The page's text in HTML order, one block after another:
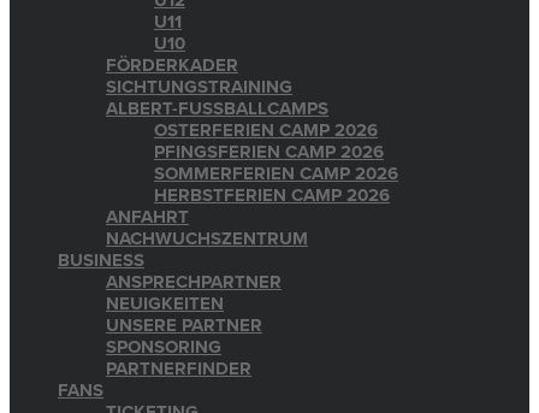
U11
U10
FÖRDERKADER
SICHTUNGSTRAINING
ALBERT-FUSSBALLCAMPS
OSTERFERIEN CAMP 2026
PFINGSFERIEN CAMP 2026
SOMMERFERIEN CAMP 2026
HERBSTFERIEN CAMP 2026
ANFAHRT
NACHWUCHSZENTRUM
BUSINESS
ANSPRECHPARTNER
NEUIGKEITEN
UNSERE PARTNER
SPONSORING
PARTNERFINDER
FANS